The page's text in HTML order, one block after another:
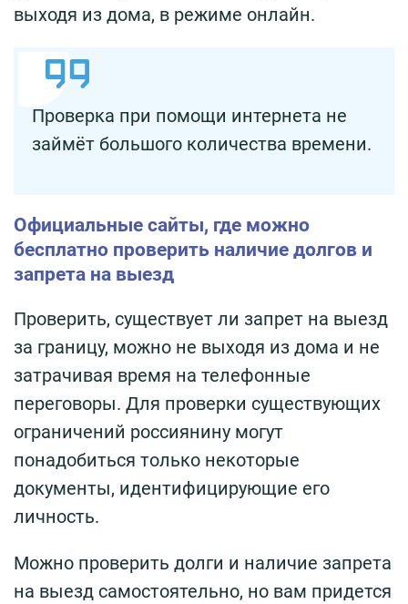
выходя из дома, в режиме онлайн.
Проверка при помощи интернета не
займёт большого количества времени.
Официальные сайты, где можно
бесплатно проверить наличие долгов и
запрета на выезд
Проверить, существует ли запрет на выезд
за границу, можно не выходя из дома и не
затрачивая время на телефонные
переговоры. Для проверки существующих
ограничений россиянину могут
понадобиться только некоторые
документы, идентифицирующие его
личность.
Можно проверить долги и наличие запрета
на выезд самостоятельно, но вам придется